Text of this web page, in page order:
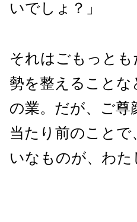
いでしょ？」
それはごもっと
勢を整えることな
の業。だが、ご
当たり前のこと
いなものが、わ